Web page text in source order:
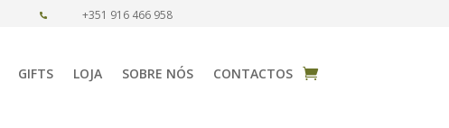
 +351 916 466 958
GIFTS LOJA SOBRE NÓS CONTACTOS